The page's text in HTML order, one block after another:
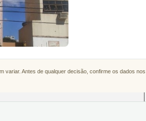
Antes de qualquer decisão, confirme os dados